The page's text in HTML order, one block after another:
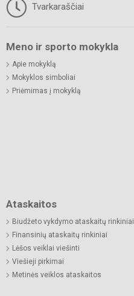
Tvarkaraščiai
Meno ir sporto mokykla
Apie mokyklą
Mokyklos simboliai
Priėmimas į mokyklą
Ataskaitos
Biudžeto vykdymo ataskaitų rinkiniai
Finansinių ataskaitų rinkiniai
Lėšos veiklai viešinti
Viešieji pirkimai
Metinės veiklos ataskaitos